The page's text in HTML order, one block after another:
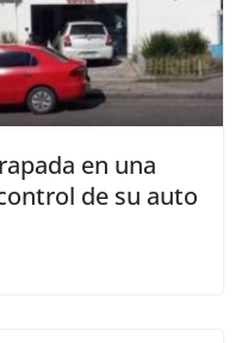
en una
de su auto